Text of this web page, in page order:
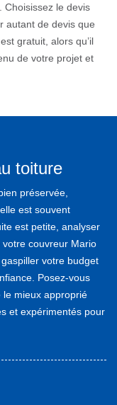
Choisissez le devis
autant de devis que
gratuit, alors qu’il
de votre projet et
toiture
préservée,
est souvent
est petite, analyser
votre couvreur Mario
votre budget
Posez-vous
le mieux approprié
et expérimentés pour